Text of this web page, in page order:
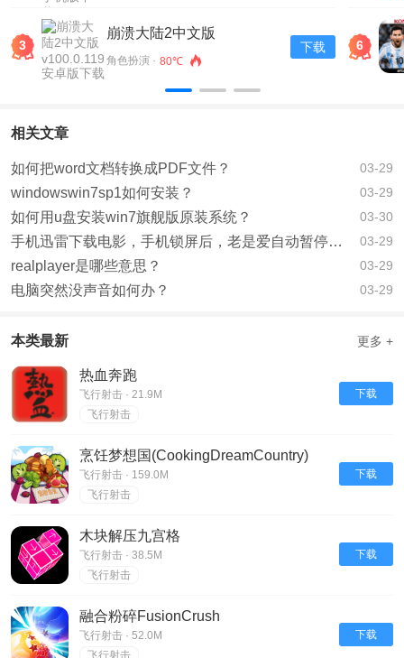
3
崩溃大陆2中文版
v100.0.119安卓版下载
角色扮演 · 80℃
下载 6
相关文章
如何把word文档转换成PDF文件？ 03-29
windowswin7sp1如何安装？ 03-29
如何用u盘安装win7旗舰版原装系统？ 03-30
手机迅雷下载电影，手机锁屏后，老是爱自动暂停，该如何办？ 03-29
realplayer是哪些意思？ 03-29
电脑突然没声音如何办？ 03-29
本类最新 更多 +
热血奔跑
飞行射击 · 21.9M
飞行射击
下载
烹饪梦想国(CookingDreamCountry)
飞行射击 · 159.0M
飞行射击
下载
木块解压九宫格
飞行射击 · 38.5M
飞行射击
下载
融合粉碎FusionCrush
飞行射击 · 52.0M
飞行射击
下载